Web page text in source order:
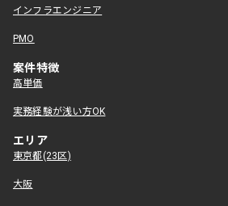
インフラエンジニア
PMO
案件特徴
高単価
実務経験が浅い方OK
エリア
東京都(23区)
大阪